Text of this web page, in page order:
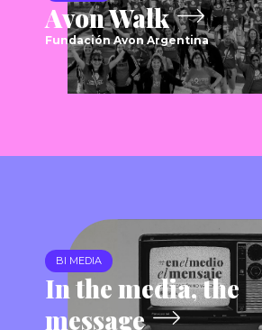
Avon Walk
Fundación Avon Argentina
BI MEDIA
In the media, the
message